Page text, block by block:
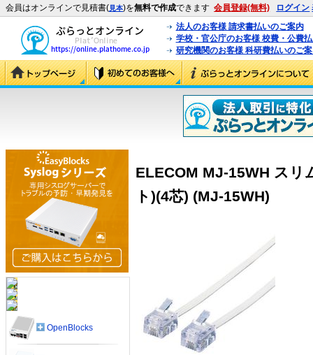
会員はオンラインで見積書(見本)を無料で作成できます 会員登録(無料) ログイン
法人のお客様 請求書払いのご案内
学校・官公庁のお客様 校費・公費
研究機関のお客様 科研費払いのご
ELECOM MJ-15WH ス
ト)(4芯) (MJ-15WH)
OpenBlocks